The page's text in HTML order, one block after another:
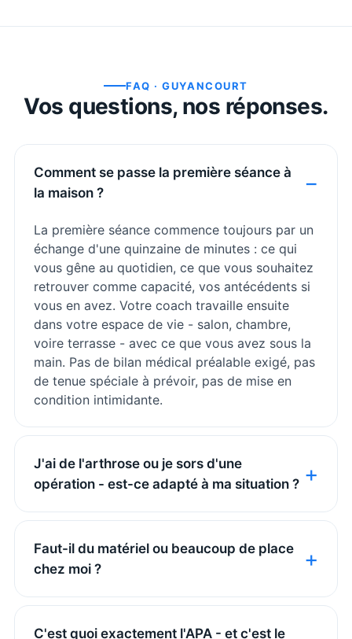
FAQ ·GUYANCOURT
Vos questions, nos réponses.
Comment se passe la première séance à
la maison ?
La première séance commence toujours par un
échange d'une quinzaine de minutes : ce qui
vous gêne au quotidien, ce que vous souhaitez
retrouver comme capacité, vos antécédents si
vous en avez. Votre coach travaille ensuite
dans votre espace de vie - salon, chambre,
voire terrasse - avec ce que vous avez sous la
main. Pas de bilan médical préalable exigé, pas
de tenue spéciale à prévoir, pas de mise en
condition intimidante.
J'ai de l'arthrose ou je sors d'une
opération - est-ce adapté à ma situation ?
Faut-il du matériel ou beaucoup de place
chez moi ?
C'est quoi exactement l'APA - et c'est le